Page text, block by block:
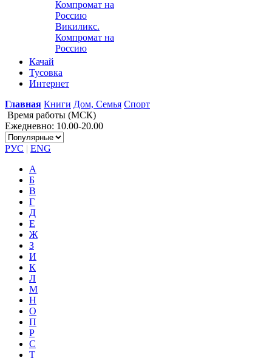
Викиликс.
Компромат на
Россию
Качай
Тусовка
Интернет
Главная Книги Дом, Семья Спорт
Время работы (МСК)
Ежедневно: 10.00-20.00
РУС | ENG
А
Б
В
Г
Д
Е
Ж
З
И
К
Л
М
Н
О
П
Р
С
Т